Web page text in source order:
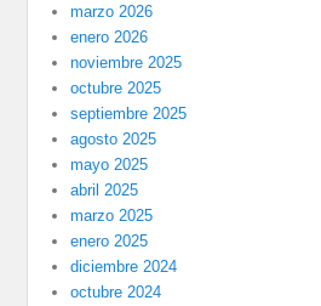
marzo 2026
enero 2026
noviembre 2025
octubre 2025
septiembre 2025
agosto 2025
mayo 2025
abril 2025
marzo 2025
enero 2025
diciembre 2024
octubre 2024